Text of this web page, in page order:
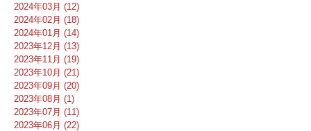
2024年03月 (12)
2024年02月 (18)
2024年01月 (14)
2023年12月 (13)
2023年11月 (19)
2023年10月 (21)
2023年09月 (20)
2023年08月 (1)
2023年07月 (11)
2023年06月 (22)